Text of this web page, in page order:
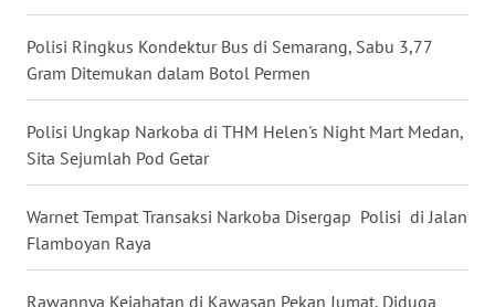
Polisi Ringkus Kondektur Bus di Semarang, Sabu 3,77
Gram Ditemukan dalam Botol Permen
Polisi Ungkap Narkoba di THM Helen's Night Mart Medan,
Sita Sejumlah Pod Getar
Warnet Tempat Transaksi Narkoba Disergap Polisi di Jalan
Flamboyan Raya
Rawannya Kejahatan di Kawasan Pekan Jumat, Diduga
WN
WN
JATENG